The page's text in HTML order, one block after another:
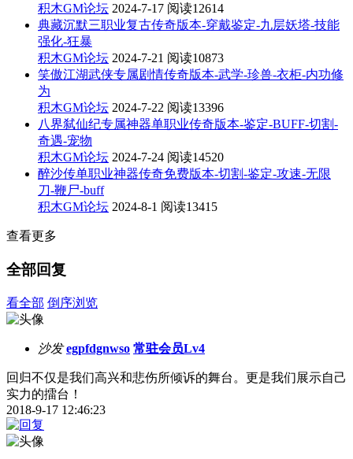
积木GM论坛 2024-7-17 阅读12614
典藏沉默三职业复古传奇版本-穿戴鉴定-九层妖塔-技能
强化-狂暴
积木GM论坛 2024-7-21 阅读10873
笑傲江湖武侠专属剧情传奇版本-武学-珍兽-衣柜-内功修
为
积木GM论坛 2024-7-22 阅读13396
八界弑仙纪专属神器单职业传奇版本-鉴定-BUFF-切割-
奇遇-宠物
积木GM论坛 2024-7-24 阅读14520
醉沙传单职业神器传奇免费版本-切割-鉴定-攻速-无限
刀-鞭尸-buff
积木GM论坛 2024-8-1 阅读13415
查看更多
全部回复
看全部 倒序浏览
沙发 egpfdgnwso 常驻会员Lv4
回归不仅是我们高兴和悲伤所倾诉的舞台。更是我们展示自己
实力的擂台！
2018-9-17 12:46:23